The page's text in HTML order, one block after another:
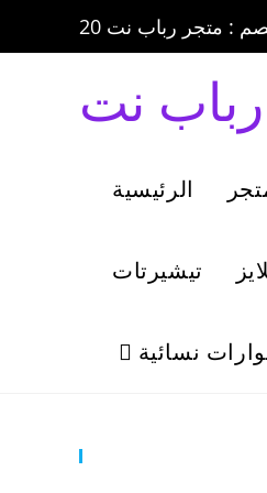
نت
الرئيسية
تيشيرتات
نسائية